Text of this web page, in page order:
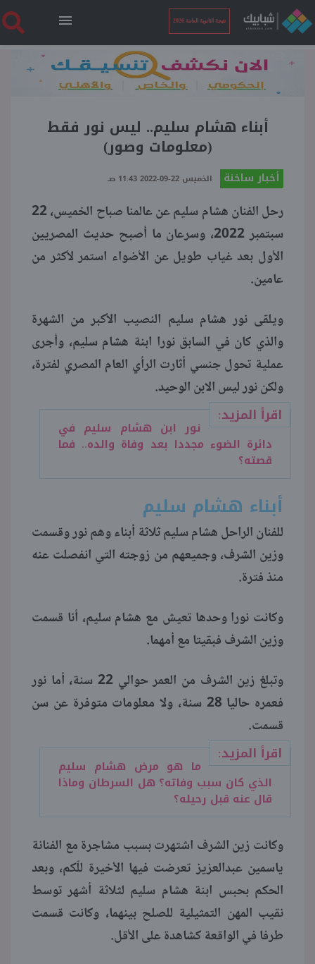
نتيجة الثانوية العامة 2026
الرئيسية
نتيجة الثانوية العامة 2026
فنجان قهوة
بوابة الطلبة
منوعات
أبناء هشام سليم.. ليس نور فقط
(معلومات وصور)
أخبار ساخنة الخميس 22-09-2022 11:43 صـ
رحل الفنان هشام سليم عن عالمنا صباح الخميس، 22
سبتمبر 2022، وسرعان ما أصبح حديث المصريين
الأول بعد غياب طويل عن الأضواء استمر لأكثر من
عامين.
ويلقى نور هشام سليم النصيب الأكبر من الشهرة
والذي كان في السابق نورا ابنة هشام سليم، وأجرى
عملية تحول جنسي أثارت الرأي العام المصري لفترة،
ولكن نور ليس الابن الوحيد.
اقرأ المزيد:
نور ابن هشام سليم في
دائرة الضوء مجددا بعد وفاة والده.. فما
قصته؟
أبناء هشام سليم
للفنان الراحل هشام سليم ثلاثة أبناء وهم نور وقسمت
وزين الشرف، وجميعهم من زوجته التي انفصلت عنه
منذ فترة.
وكانت نورا وحدها تعيش مع هشام سليم، أنا قسمت
وزين الشرف فبقيتا مع أمهما.
وتبلغ زين الشرف من العمر حوالي 22 سنة، أما نور
فعمره حاليا 28 سنة، ولا معلومات متوفرة عن سن
قسمت.
اقرأ المزيد:
ما هو مرض هشام سليم
الذي كان سبب وفاته؟ هل السرطان وماذا
قال عنه قبل رحيله؟
وكانت زين الشرف اشتهرت بسبب مشاجرة مع الفنانة
ياسمين عبدالعزيز تعرضت فيها الأخيرة للّكم، وبعد
الحكم بحبس ابنة هشام سليم لثلاثة أشهر توسط
نقيب المهن التمثيلية للصلح بينهما، وكانت قسمت
طرفا في الواقعة كشاهدة على الأقل.